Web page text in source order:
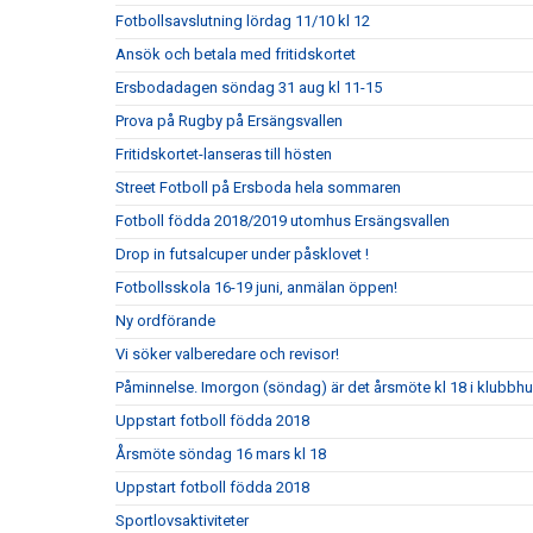
Fotbollsavslutning lördag 11/10 kl 12
Ansök och betala med fritidskortet
Ersbodadagen söndag 31 aug kl 11-15
Prova på Rugby på Ersängsvallen
Fritidskortet-lanseras till hösten
Street Fotboll på Ersboda hela sommaren
Fotboll födda 2018/2019 utomhus Ersängsvallen
Drop in futsalcuper under påsklovet !
Fotbollsskola 16-19 juni, anmälan öppen!
Ny ordförande
Vi söker valberedare och revisor!
Påminnelse. Imorgon (söndag) är det årsmöte kl 18 i
Uppstart fotboll födda 2018
Årsmöte söndag 16 mars kl 18
Uppstart fotboll födda 2018
Sportlovsaktiviteter